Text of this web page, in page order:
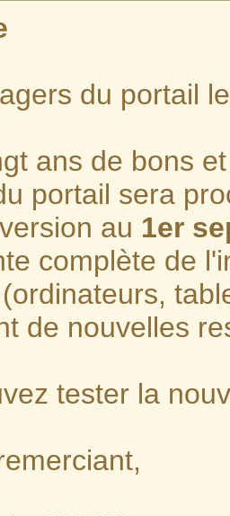
du portail
ans de bons
portail sera
au 1er
complète de
de nouvelles
tester la